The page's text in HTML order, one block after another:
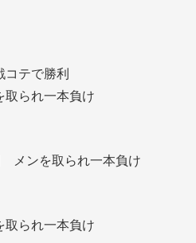
テで勝利
られ一本負け
ンを取られ一本負け
られ一本負け